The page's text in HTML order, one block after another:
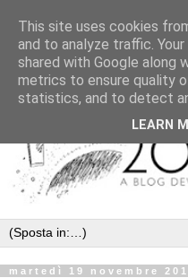
martedì 19 novembre
This site uses cookies
and to analyze traffic.
shared with Google along
metrics to ensure quality
statistics, and to detect
LEARN